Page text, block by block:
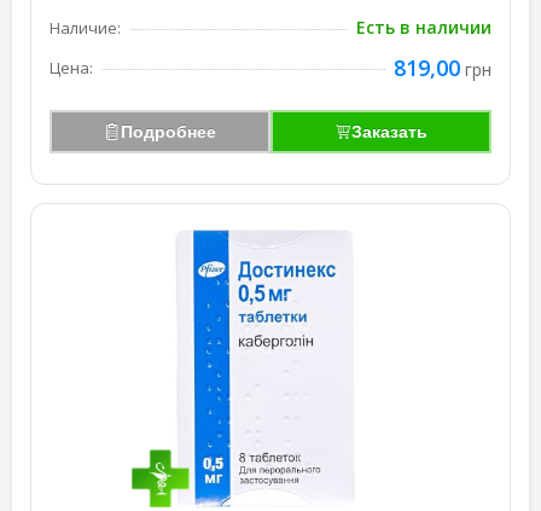
Наличие: Есть в наличии
Цена: 819,00 грн
Подробнее Заказать